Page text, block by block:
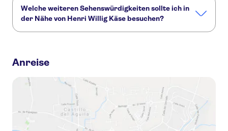
Welche weiteren Sehenswürdigkeiten sollte ich in
der Nähe von Henri Willig Käse besuchen?
Kanalrundfahrt in Amsterdam
Anreise